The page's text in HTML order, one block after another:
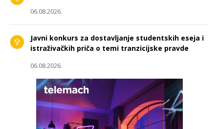
06.08.2026.
Javni konkurs za dostavljanje studentskih eseja i
istraživačkih priča o temi tranzicijske pravde
06.08.2026.